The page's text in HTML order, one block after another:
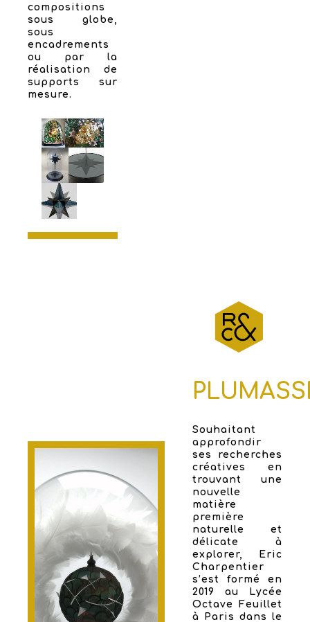
compositions
sous globe,
sous
encadrements
ou par la
réalisation de
supports sur
mesure.
Souhaitant
approfondir
ses recherches
créatives en
trouvant une
nouvelle
matière
première
naturelle et
délicate à
explorer, Eric
Charpentier
s’est formé en
2019 au Lycée
Octave Feuillet
à Paris dans le